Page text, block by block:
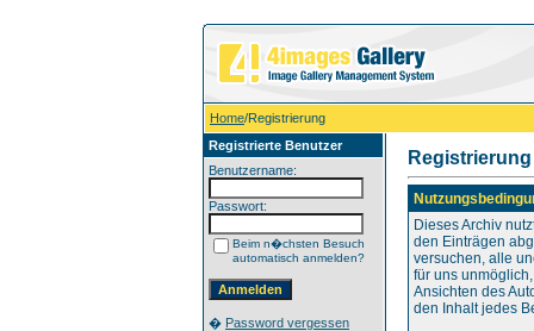
Home/Registrierung
Registrierte Benutzer
Benutzername:
Passwort:
Beim n�chsten Besuch
automatisch anmelden?
� Password vergessen
Registrierung
Dieses Archiv
den Einträgen
versuchen, alle
für uns
Ansichten des
den Inhalt jedes